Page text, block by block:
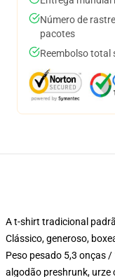
Número de
pacotes
Reembolso total
A t-shirt tradicional
Clássico, generoso,
Peso pesado 5,3 onças
algodão preshrunk, urze